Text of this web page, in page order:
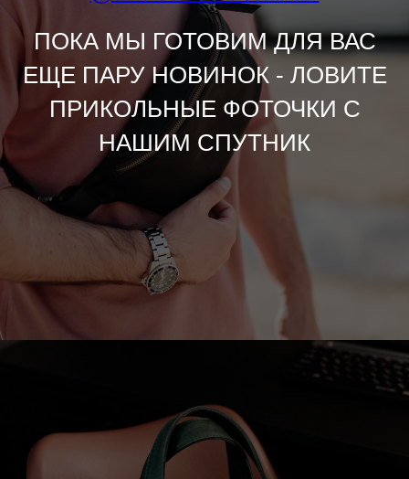
ПОКА МЫ ГОТОВИМ ДЛЯ ВАС
ЕЩЕ ПАРУ НОВИНОК - ЛОВИТЕ
ПРИКОЛЬНЫЕ ФОТОЧКИ С
НАШИМ СПУТНИК